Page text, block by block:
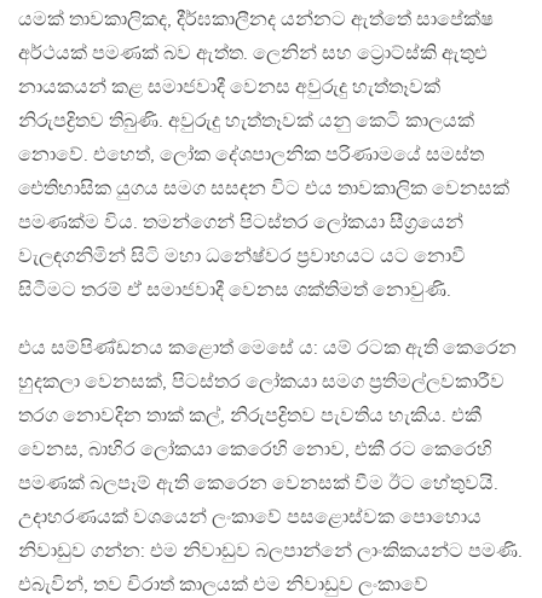
යමක් තාවකාලිකද, දීර්ඝකාලීනද යන්නට ඇත්තේ සාපේක්ෂ
අර්ථයක් පමණක් බව ඇත්ත. ලෙනින් සහ ට්‍රොට්ස්කි ඇතුළු
නායකයන් කළ සමාජවාදී වෙනස අවුරුදු හැත්තෑවක්
නිරුපද්‍රිතව තිබුණි. අවුරුදු හැත්තෑවක් යනු කෙටි කාලයක්
නොවේ. එහෙත්, ලෝක දේශපාලනික පරිණාමයේ සමස්ත
ඓතිහාසික යුගය සමග සසඳන විට එය තාවකාලික වෙනසක්
පමණක්ම විය. තමන්ගෙන් පිටස්තර ලෝකයා සීග්‍රයෙන්
වැලඳගනිමින් සිටි මහා ධනේෂ්වර ප්‍රවාහයට යට නොවී
සිටීමට තරම් ඒ සමාජවාදී වෙනස ශක්තිමත් නොවුණි.
එය සම්පිණ්ඩනය කළොත් මෙසේ ය: යම් රටක ඇති කෙරෙන
හුදකලා වෙනසක්, පිටස්තර ලෝකයා සමග ප්‍රතිමල්ලවකාරීව
තරග නොවදින තාක් කල්, නිරුපද්‍රිතව පැවතිය හැකිය. එකී
වෙනස, බාහිර ලෝකයා කෙරෙහි නොව, එකී රට කෙරෙහි
පමණක් බලපෑම් ඇති කෙරෙන වෙනසක් වීම ඊට හේතුවයි.
උදාහරණයක් වශයෙන් ලංකාවේ පසළොස්වක පොහොය
නිවාඩුව ගන්න: එම නිවාඩුව බලපාන්නේ ලාංකිකයන්ට පමණි.
එබැවින්, තව චිරාත් කාලයක් එම නිවාඩුව ලංකාවේ